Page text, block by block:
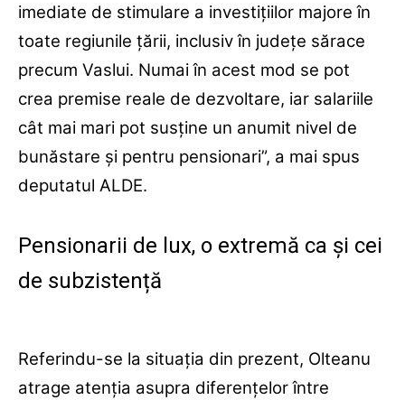
imediate de stimulare a investiţiilor majore în
toate regiunile ţării, inclusiv în judeţe sărace
precum Vaslui. Numai în acest mod se pot
crea premise reale de dezvoltare, iar salariile
cât mai mari pot susţine un anumit nivel de
bunăstare şi pentru pensionari”, a mai spus
deputatul ALDE.
Pensionarii de lux, o extremă ca și cei
de subzistență
Referindu-se la situaţia din prezent, Olteanu
atrage atenţia asupra diferenţelor între